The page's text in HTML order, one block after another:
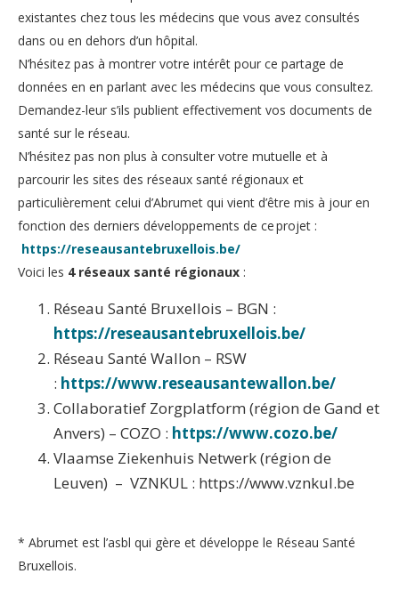
existantes chez tous les médecins que vous avez consultés
dans ou en dehors d’un hôpital.
N’hésitez pas à montrer votre intérêt pour ce partage de
données en en parlant avec les médecins que vous consultez.
Demandez-leur s’ils publient effectivement vos documents de
santé sur le réseau.
N’hésitez pas non plus à consulter votre mutuelle et à
parcourir les sites des réseaux santé régionaux et
particulièrement celui d’Abrumet qui vient d’être mis à jour en
fonction des derniers développements de ce projet :
https://reseausantebruxellois.be/
Voici les 4 réseaux santé régionaux :
Réseau Santé Bruxellois – BGN :
https://reseausantebruxellois.be/
Réseau Santé Wallon – RSW
: https://www.reseausantewallon.be/
Collaboratief Zorgplatform (région de Gand et
Anvers) – COZO : https://www.cozo.be/
Vlaamse Ziekenhuis Netwerk (région de
Leuven) – VZNKUL : https://www.vznkul.be
* Abrumet est l’asbl qui gère et développe le Réseau Santé
Bruxellois.